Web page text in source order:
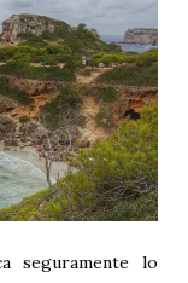
seguramente lo